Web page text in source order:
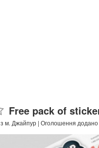
Free pack of
з м. Джайпур | Оголошення